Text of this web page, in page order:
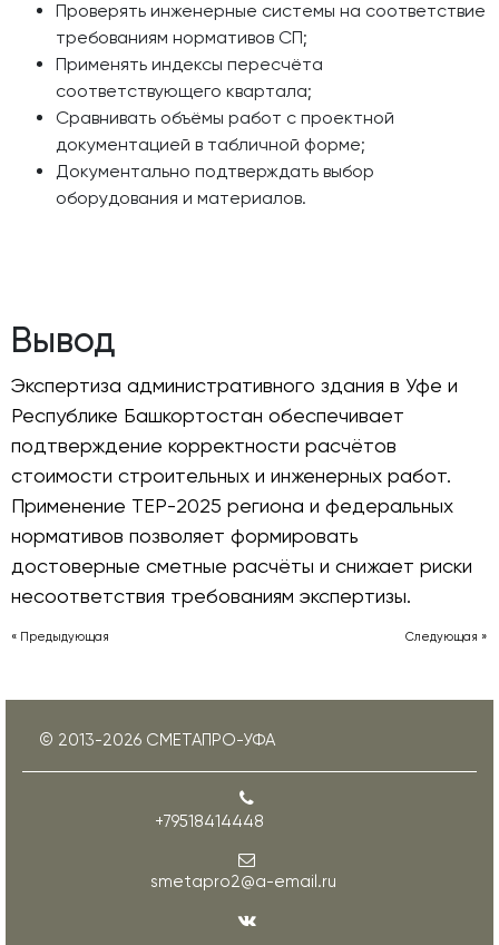
Проверять инженерные системы на соответствие
требованиям нормативов СП;
Применять индексы пересчёта
соответствующего квартала;
Сравнивать объёмы работ с проектной
документацией в табличной форме;
Документально подтверждать выбор
оборудования и материалов.
Вывод
Экспертиза административного здания в Уфе и
Республике Башкортостан обеспечивает
подтверждение корректности расчётов
стоимости строительных и инженерных работ.
Применение ТЕР-2025 региона и федеральных
нормативов позволяет формировать
достоверные сметные расчёты и снижает риски
несоответствия требованиям экспертизы.
Следующая »
« Предыдующая
© 2013-2026 СМЕТАПРО-УФА
+79518414448
smetapro2@a-email.ru